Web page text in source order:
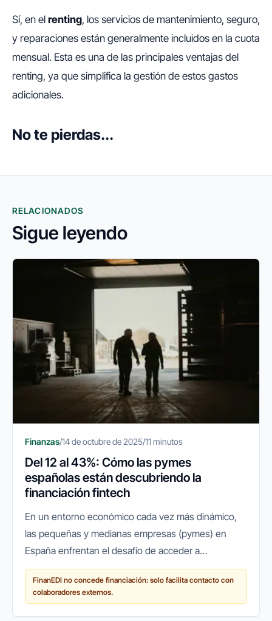
Sí, en el renting, los servicios de mantenimiento, seguro,
y reparaciones están generalmente incluidos en la cuota
mensual. Esta es una de las principales ventajas del
renting, ya que simplifica la gestión de estos gastos
adicionales.
No te pierdas...
RELACIONADOS
Sigue leyendo
Finanzas/14 de octubre de 2025/11 minutos
Del 12 al 43%: Cómo las pymes
españolas están descubriendo la
financiación fintech
En un entorno económico cada vez más dinámico,
las pequeñas y medianas empresas (pymes) en
España enfrentan el desafío de acceder a
financiación ágil y flexible para crecer, innovar o
simplemente mantener sus...
FinanEDI no concede financiación: solo facilita contacto con
colaboradores externos.